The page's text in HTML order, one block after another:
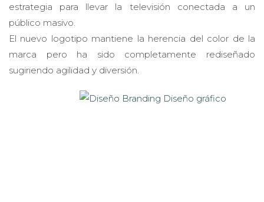
estrategia para llevar la televisión conectada a un
público masivo.
El nuevo logotipo mantiene la herencia del color de la
marca pero ha sido completamente rediseñado
sugiriendo agilidad y diversión.